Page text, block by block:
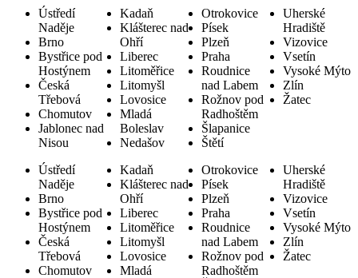
Ústředí
Naděje
Brno
Bystřice pod
Hostýnem
Česká
Třebová
Chomutov
Jablonec nad
Nisou
Kadaň
Klášterec nad
Ohří
Liberec
Litoměřice
Litomyšl
Lovosice
Mladá
Boleslav
Nedašov
Otrokovice
Písek
Plzeň
Praha
Roudnice
nad Labem
Rožnov pod
Radhoštěm
Šlapanice
Štětí
Uherské
Hradiště
Vizovice
Vsetín
Vysoké Mýto
Zlín
Žatec
Ústředí
Naděje
Brno
Bystřice pod
Hostýnem
Česká
Třebová
Chomutov
Kadaň
Klášterec nad
Ohří
Liberec
Litoměřice
Litomyšl
Lovosice
Mladá
Otrokovice
Písek
Plzeň
Praha
Roudnice
nad Labem
Rožnov pod
Radhoštěm
Uherské
Hradiště
Vizovice
Vsetín
Vysoké Mýto
Zlín
Žatec